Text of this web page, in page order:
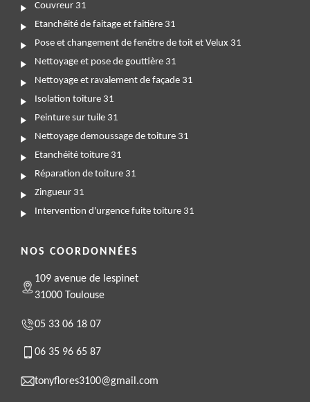
Couvreur 31
Etanchéité de faitage et faitière 31
Pose et changement de fenêtre de toit et Velux 31
Nettoyage et pose de gouttière 31
Nettoyage et ravalement de façade 31
Isolation toiture 31
Peinture sur tuile 31
Nettoyage demoussage de toiture 31
Etanchéité toiture 31
Réparation de toiture 31
Zingueur 31
Intervention d'urgence fuite toiture 31
NOS COORDONNÉES
109 avenue de lespinet
31000 Toulouse
05 33 06 18 07
06 35 96 65 87
tonyflores3100@gmail.com